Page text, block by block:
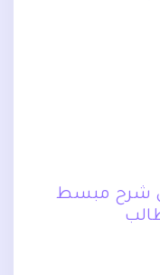
شرح مبسط